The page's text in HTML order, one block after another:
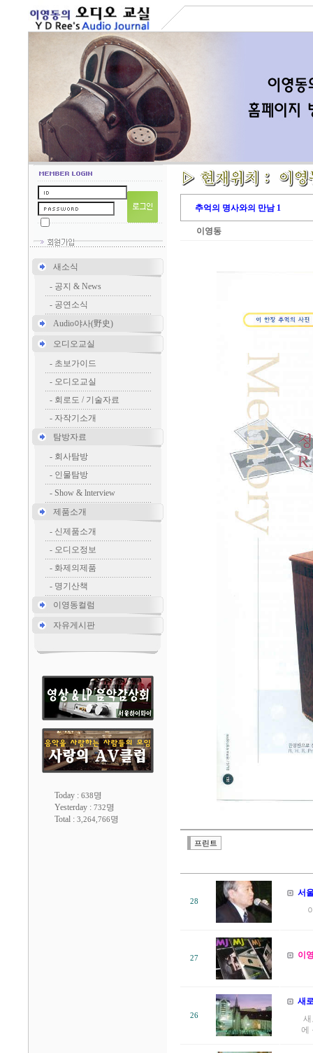
새소식
- 공지 & News
- 공연소식
Audio야사(野史)
오디오교실
- 초보가이드
- 오디오교실
- 회로도 / 기술자료
- 자작기소개
탐방자료
- 회사탐방
- 인물탐방
- Show & lnterview
제품소개
- 신제품소개
- 오디오정보
- 화제의제품
- 명기산책
이영동컬럼
자유게시판
Today : 638명
Yesterday : 732명
Total : 3,264,766명
추억의 명사와의 만남 1
이영동
프린트
28
서
27 이
26
새
새
에